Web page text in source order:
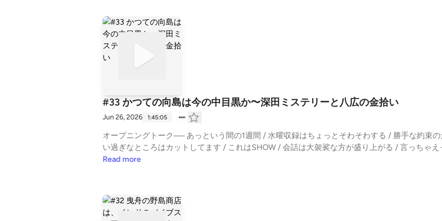
係の旅（鈍行もしくは散歩）をお届けします。⚫︎登場人物野島二郎（⁠⁠⁠⁠⁠⁠⁠⁠⁠⁠⁠⁠⁠⁠⁠⁠⁠⁠⁠⁠⁠⁠⁠⁠⁠⁠⁠⁠⁠⁠⁠⁠⁠⁠⁠野島商店⁠⁠⁠⁠⁠⁠⁠⁠⁠⁠⁠⁠⁠⁠⁠⁠⁠⁠⁠⁠⁠⁠⁠⁠⁠⁠⁠⁠⁠⁠⁠⁠⁠⁠⁠店主）⁠⁠⁠⁠⁠⁠⁠⁠⁠⁠⁠⁠⁠⁠⁠⁠⁠⁠⁠⁠⁠⁠⁠⁠⁠⁠⁠⁠⁠⁠⁠⁠⁠⁠⁠毛柴新発
想「#耳より相関図」をつけて、SNSでもぜひご感想をお寄せください。⚫︎はじめましての方
す」からどうぞ。フォローしていただくと最新話を追いやすくなります。⚫︎公式Instagram⁠⁠⁠⁠⁠⁠⁠⁠⁠⁠⁠⁠⁠⁠⁠⁠⁠⁠⁠⁠⁠⁠耳よ
⚫︎LISTENの耳より相関図はこちら：https://listen.style/p/sokanzu
合わせも本当にやめてください / 一番最後はラガード / そこまで到達するとファッションについ
スクは怖い / こっちもフル装備したい / コンビニはフルフェイスはNGなのに飲食店もNGでは？
ATMやセルフレジは自分の顔が写ってる / こんにちはで背中向けられる / それぞれの事情 / ワン
る / 言い切りたいわけじゃない / 迷惑じゃない、迷惑なところはあるだけ/ 1時間経ってる / ずっ
る / もちろん良心もある / 文字の切り抜きはやめてね / Yahooあそこに載せるといくらもらえる
ーホタテはまたやります/ しばらくはチキンビリヤニかな / 青いタコが発見 / インスタのアカウ
本来のタコは何色？/ 相変わらずtako is redだし、tako is octopus、octopus is redだよ / 青いタ
つくったらいい / not red! / そして、まちの相談役さん / 一回刺さって考察する構文 / 静かすぎ
く価格変動性導入？〜忙しい時は値段が高くなるみたい / 撮影禁止にする /グルメインフルエ
なぁ / 「おたくのお嬢さんピアノ上手になりましたね〜」が好き / アポン＝エイボン / upon-
テラはキリスト教の三大巡礼地の一つ / デが入るのはかっこいい / スペイン語の感じ好きだな /
業平橋の所在 / おしゃれより安心感 / 見せちゃいけないタイプの仕込み方? /「 SASAYA CAFE
ん」のおはぎが好きな新発売 / ここだったのか！業平橋 / 断った人たちに地図を渡せばよかった
まった / 毎回コメントくれていいんですよ/ 新フォロワーもぜひ / そろそろビリヤニ以外を考え
イケルと陰謀論 / レーザーディスクは短命（※1）/ レーザーカラオケ / アニメはレーザーディス
イケルはJ-waveから流れてきた「You Are Not Alone」（1995年）/ ベスト盤「King of pop」を
100 CHART」/ ビーチボーイズと松本清張の夏 / 「カズ、三浦カズ」事件 / BBS（電子掲示板）
田監督の名言 / カナダの電気工事技師に触られたiBOOK G4とapple社のすごさ / 海外での学校
go ga utenaiyo / 漫画喫茶、ネカフェへの変遷 / ケータイが安かった時代 / 東芝の分家キオクシ
トン西沢 / そこからピストン西沢の最後の放送 / 「GRAND MARQUEE」の４周目に登場した野
-WAVEの墨田区にゆかりのある団体が関わる番組（※4）/ 白人寄りJ-WAVEカルチャー/ 日本ポ
とのむずかしさ / グルメインフルエンサーの来店の影響力 / 墨田区外からの来客 / youtubeで抽
タイアップはいいねが弱い / Youtubeの営業マンのマインド / ちがうたとえ / 次の営業日がこわ
野島商店が入りがちな理由 / 向島は中目よりも中央沿線のマインドコメントコーナー：まちの
故が多発 / 信号のリズムが裏拍 / 第三の登場人物じろ吉さんの山小屋名推理 / 山小屋系喫茶──先
心のざわつき / k.n.k.のハードコア登山 / すみだぬきは最近話題になっていた / 野島店主の頂上に
つき山登り / 自然災害中でもオフラインでアドビをたのしもうとする / メモ帳でもいい / コメン
ます / ネタさがしは「号外NET墨田」をみればいい / 冷凍食品のお店の調査とそんな言い訳を用
#33 かつての向島は今の中目黒か〜深田ミステリーと八広の金拾い
Jun 26, 2026 1:45:05
オープニングトーク── あっという間の1週間 / 水曜収録はちょっとそわそわする / 勝手な約束
い過ぎなところはカットしてます / これはSHOW / 会話は大袈裟な方が盛り上がる / 言っちゃえ
とえ── 完全に赤だけどGO / 野島商店店主は会話の熟練者 /最近気づいた新発売 / 全く会話にな
がら反省してる / 瞬発力を鍛えるしかない / 同じパターンはほぼなし / 深田先生は「日本百名山
/ 深田ミステリー / 背がデカくて足もでかい/そこでだっ！/担任の先生の記憶 / はじめて振り返
ことが発覚（※１）/ 文学の憧れの地? / 向島にいたと言いたい / 百名店は百名山からきているは
Read more